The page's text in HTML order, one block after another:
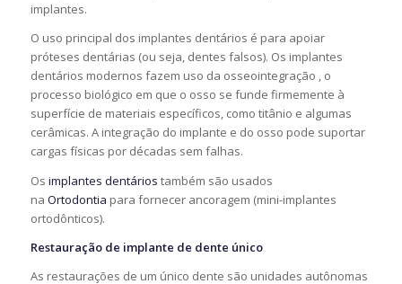
implantes.
O uso principal dos implantes dentários é para apoiar
próteses dentárias (ou seja, dentes falsos). Os implantes
dentários modernos fazem uso da osseointegração , o
processo biológico em que o osso se funde firmemente à
superfície de materiais específicos, como titânio e algumas
cerâmicas. A integração do implante e do osso pode suportar
cargas físicas por décadas sem falhas.
Os implantes dentários também são usados ​​
na Ortodontia para fornecer ancoragem (mini-implantes
ortodônticos).
Restauração de implante de dente único
As restaurações de um único dente são unidades autônomas